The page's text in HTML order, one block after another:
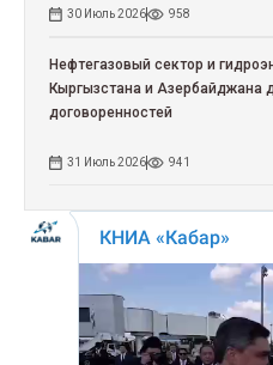
30 Июль 2026 958
Нефтегазовый сектор и
Кыргызстана и Азербайджана
договоренностей
31 Июль 2026 941